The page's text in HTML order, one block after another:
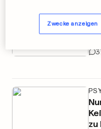
TANK-TICKER
zu
Zwecke anzeigen